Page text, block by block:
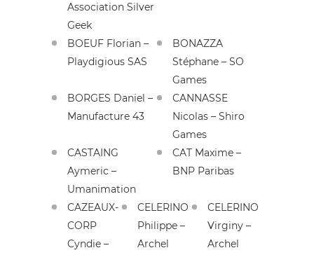
Association Silver
Geek
BOEUF Florian –
Playdigious SAS
BONAZZA
Stéphane – SO
Games
BORGES Daniel –
Manufacture 43
CANNASSE
Nicolas – Shiro
Games
CASTAING
Aymeric –
Umanimation
CAT Maxime –
BNP Paribas
CAZEAUX-
CORP
Cyndie –
CELERINO
Philippe –
Archel
CELERINO
Virginy –
Archel